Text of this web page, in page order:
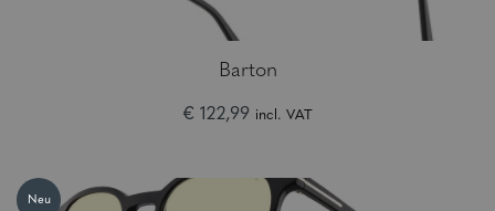
Barton
€ 122,99 incl. VAT
Neu